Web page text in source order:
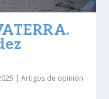
|Artigos de opinión